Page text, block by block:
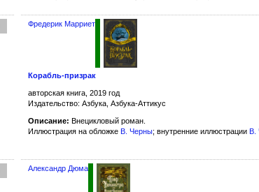
Фредерик Марриет
Корабль-призрак
авторская книга, 2019 год
Издательство: Азбука, Азбука-Аттикус
Описание: Внецикловый роман.
Иллюстрация на обложке В. Черны; внутренние иллюстрации В.
Александр Дюма